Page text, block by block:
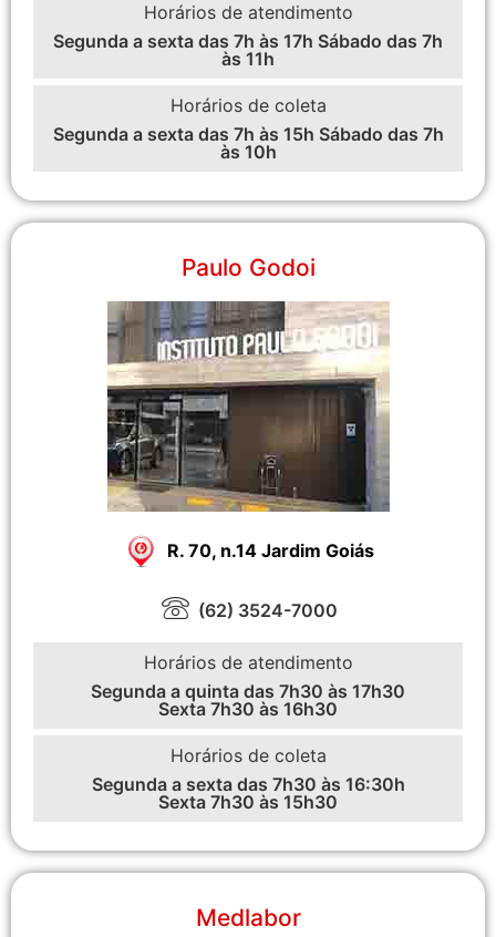
Horários de atendimento
Segunda a sexta das 7h às 17h Sábado das 7h
às 11h
Horários de coleta
Segunda a sexta das 7h às 15h Sábado das 7h
às 10h
Paulo Godoi
R. 70, n.14 Jardim Goiás
(62) 3524-7000
Horários de atendimento
Segunda a quinta das 7h30 às 17h30
Sexta 7h30 às 16h30
Horários de coleta
Segunda a sexta das 7h30 às 16:30h
Sexta 7h30 às 15h30
Medlabor